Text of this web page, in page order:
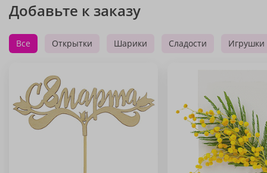
Добавьте к заказу
Все Открытки Шарики Сладости Игрушки